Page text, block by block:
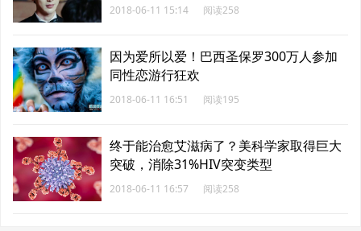
2018-06-11 15:14 阅读258
因为爱所以爱！巴西圣保罗300万人参加
同性恋游行狂欢
2018-06-11 16:51 阅读195
终于能治愈艾滋病了？美科学家取得巨大
突破，消除31%HIV突变类型
2018-06-11 16:57 阅读258